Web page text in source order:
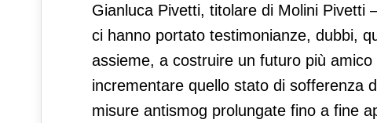
Gianluca Pivetti, titolare di Molini Pivetti
ci hanno portato testimonianze, dubbi,
assieme, a costruire un futuro più amico
incrementare quello stato di sofferenza
misure antismog prolungate fino a fine